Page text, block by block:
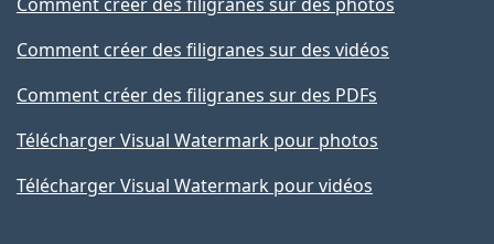
Comment créer des filigranes sur des vidéos
Comment créer des filigranes sur des PDFs
Télécharger Visual Watermark pour photos
Télécharger Visual Watermark pour vidéos